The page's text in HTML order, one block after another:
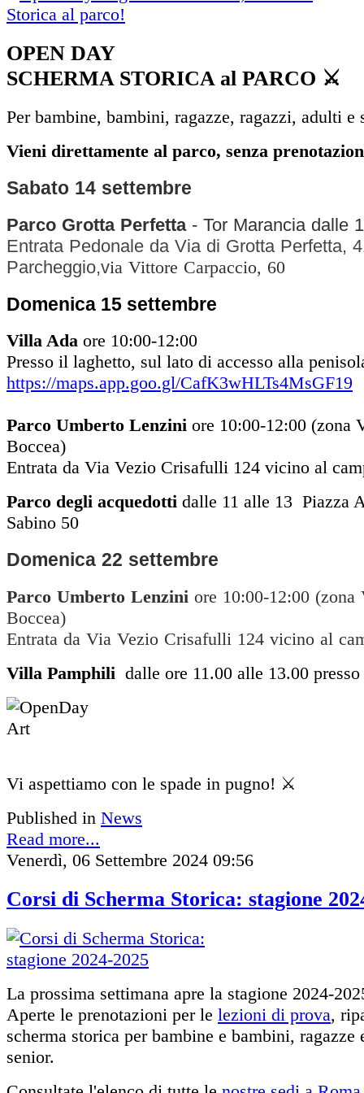
OPEN DAY
SCHERMA STORICA al PARCO ⚔
Per bambine, bambini, ragazze, ragazzi, adulti e
Vieni direttamente al parco, senza
Sabato 14 settembre
Parco Grotta Perfetta- Tor Marancia dalle
Entrata Pedonale da Via di Grotta Perfetta,
Parcheggio,via Vittore Carpaccio, 60
Domenica 15 settembre
Villa Ada ore 10:00-12:00
Presso il laghetto, sul lato di accesso alla
https://maps.app.goo.gl/CafK3wHLTs4MsGF19
Parco Umberto Lenzini ore 10:00-12:00 (zona
Boccea)
Entrata da Via Vezio Crisafulli 124 vicino al
Parco degli acquedotti dalle 11 alle 13 Piazza
Sabino 50
Domenica 22 settembre
Parco Umberto Lenzini ore 10:00-12:00 (zona
Boccea)
Entrata da Via Vezio Crisafulli 124 vicino al
Villa Pamphili dalle ore 11.00 alle 13.00
Vi aspettiamo con le spade in pugno! ⚔️
Published in News
Read more...
Venerdì, 06 Settembre 2024 09:56
Corsi di Scherma Storica: stagione
La prossima settimana apre la stagione 2024-
Aperte le prenotazioni per le lezioni di prova,
scherma storica per bambine e bambini, ragazze
senior.